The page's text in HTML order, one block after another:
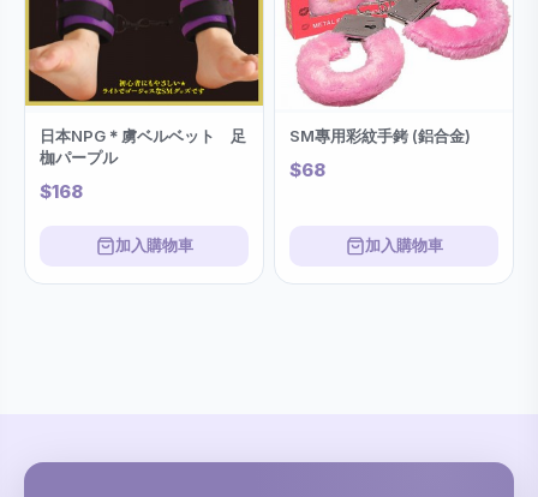
日本NPG＊虜ベルベット 足
枷パープル
$168
加入購物車
SM專用彩紋手銬 (鋁合金)
$68
加入購物車